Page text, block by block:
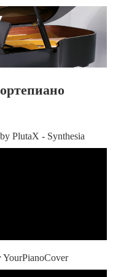
PlutaX - Synthesia
YourPianoCover